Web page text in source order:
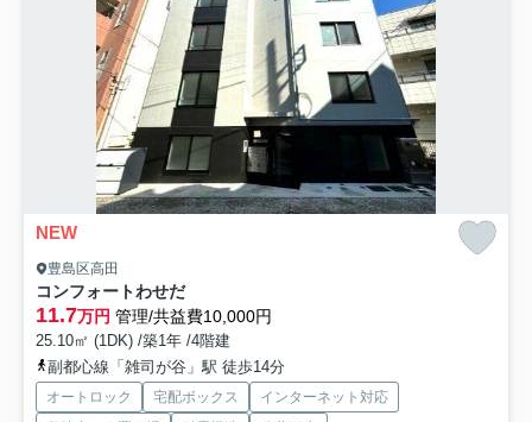
NEW
豊島区高田
コンフォートわせだ
11.7万円 管理/共益費10,000円
25.10㎡ (1DK) /築1年 /4階建
副都心線「雑司が谷」駅 徒歩14分
オートロック 宅配ボックス
インターネット対応